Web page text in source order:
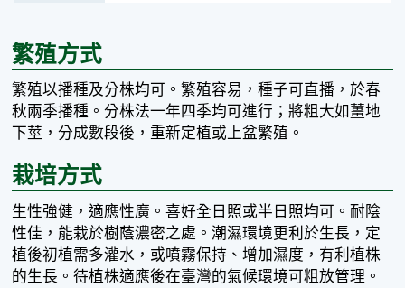
繁殖方式
繁殖以播種及分株均可。繁殖容易，種子可直播，於春
秋兩季播種。分株法一年四季均可進行；將粗大如薑地
下莖，分成數段後，重新定植或上盆繁殖。
栽培方式
生性強健，適應性廣。喜好全日照或半日照均可。耐陰
性佳，能栽於樹蔭濃密之處。潮濕環境更利於生長，定
植後初植需多灌水，或噴霧保持、增加濕度，有利植株
的生長。待植株適應後在臺灣的氣候環境可粗放管理。